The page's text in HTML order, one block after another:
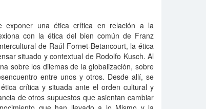
exponer una ética crítica en relación a la
con la ética del bien común de Franz
de Raúl Fornet-Betancourt, la ética
situado y contextual de Rodolfo Kusch. Al
sobre los dilemas de la globalización, sobre
entre unos y otros. Desde allí, se
crítica y situada ante el orden cultural y
de otros supuestos que asientan cambiar